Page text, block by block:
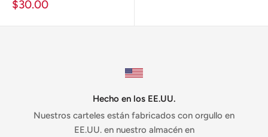
Precio
$30.00
Hecho en los EE.UU.
Nuestros carteles están fabricados con orgullo en
EE.UU. en nuestro almacén en